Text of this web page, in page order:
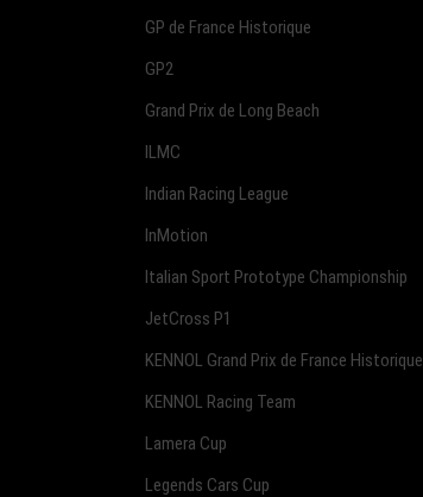
GP de France Historique
GP2
Grand Prix de Long Beach
ILMC
Indian Racing League
InMotion
Italian Sport Prototype Championship
JetCross P1
KENNOL Grand Prix de France Historique
KENNOL Racing Team
Lamera Cup
Legends Cars Cup